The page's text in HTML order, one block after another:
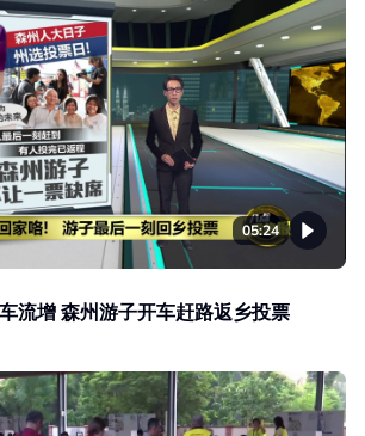
05:24
流增 森州游子开车赶路返乡投票